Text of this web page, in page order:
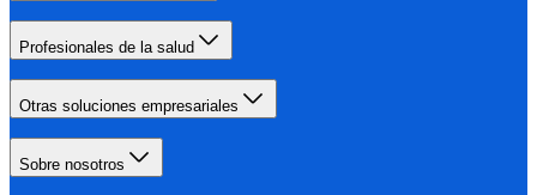
Profesionales de la salud
Otras soluciones empresariales
Sobre nosotros